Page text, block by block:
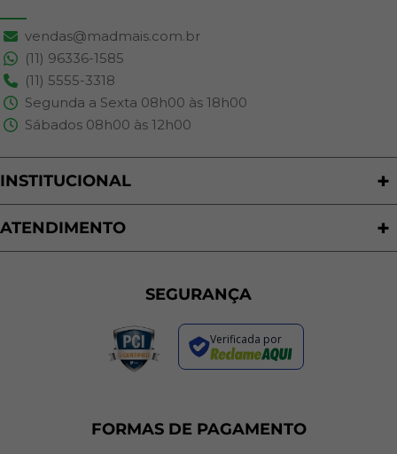
vendas@madmais.com.br
(11) 96336-1585
(11) 5555-3318
Segunda a Sexta 08h00 às 18h00
Sábados 08h00 às 12h00
INSTITUCIONAL
Quem Somos
Nossas Lojas
ATENDIMENTO
Política de Privacidade
Trocas e Devoluções
Regras de Promoções
Termos de Uso
Plano de Corte
SEGURANÇA
Verificada por
FORMAS DE PAGAMENTO